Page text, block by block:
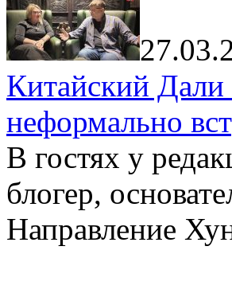
Китайский
неформально
В гостях у
блогер,
Направление